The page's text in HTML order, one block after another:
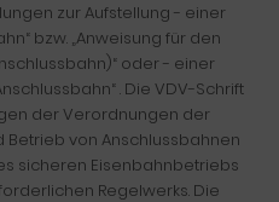
zur Aufstellung - einer
bzw. „Anweisung für den
oder - einer
. Die VDV-Schrift
der Verordnungen der
von Anschlussbahnen
sicheren Eisenbahnbetriebs
Regelwerks. Die